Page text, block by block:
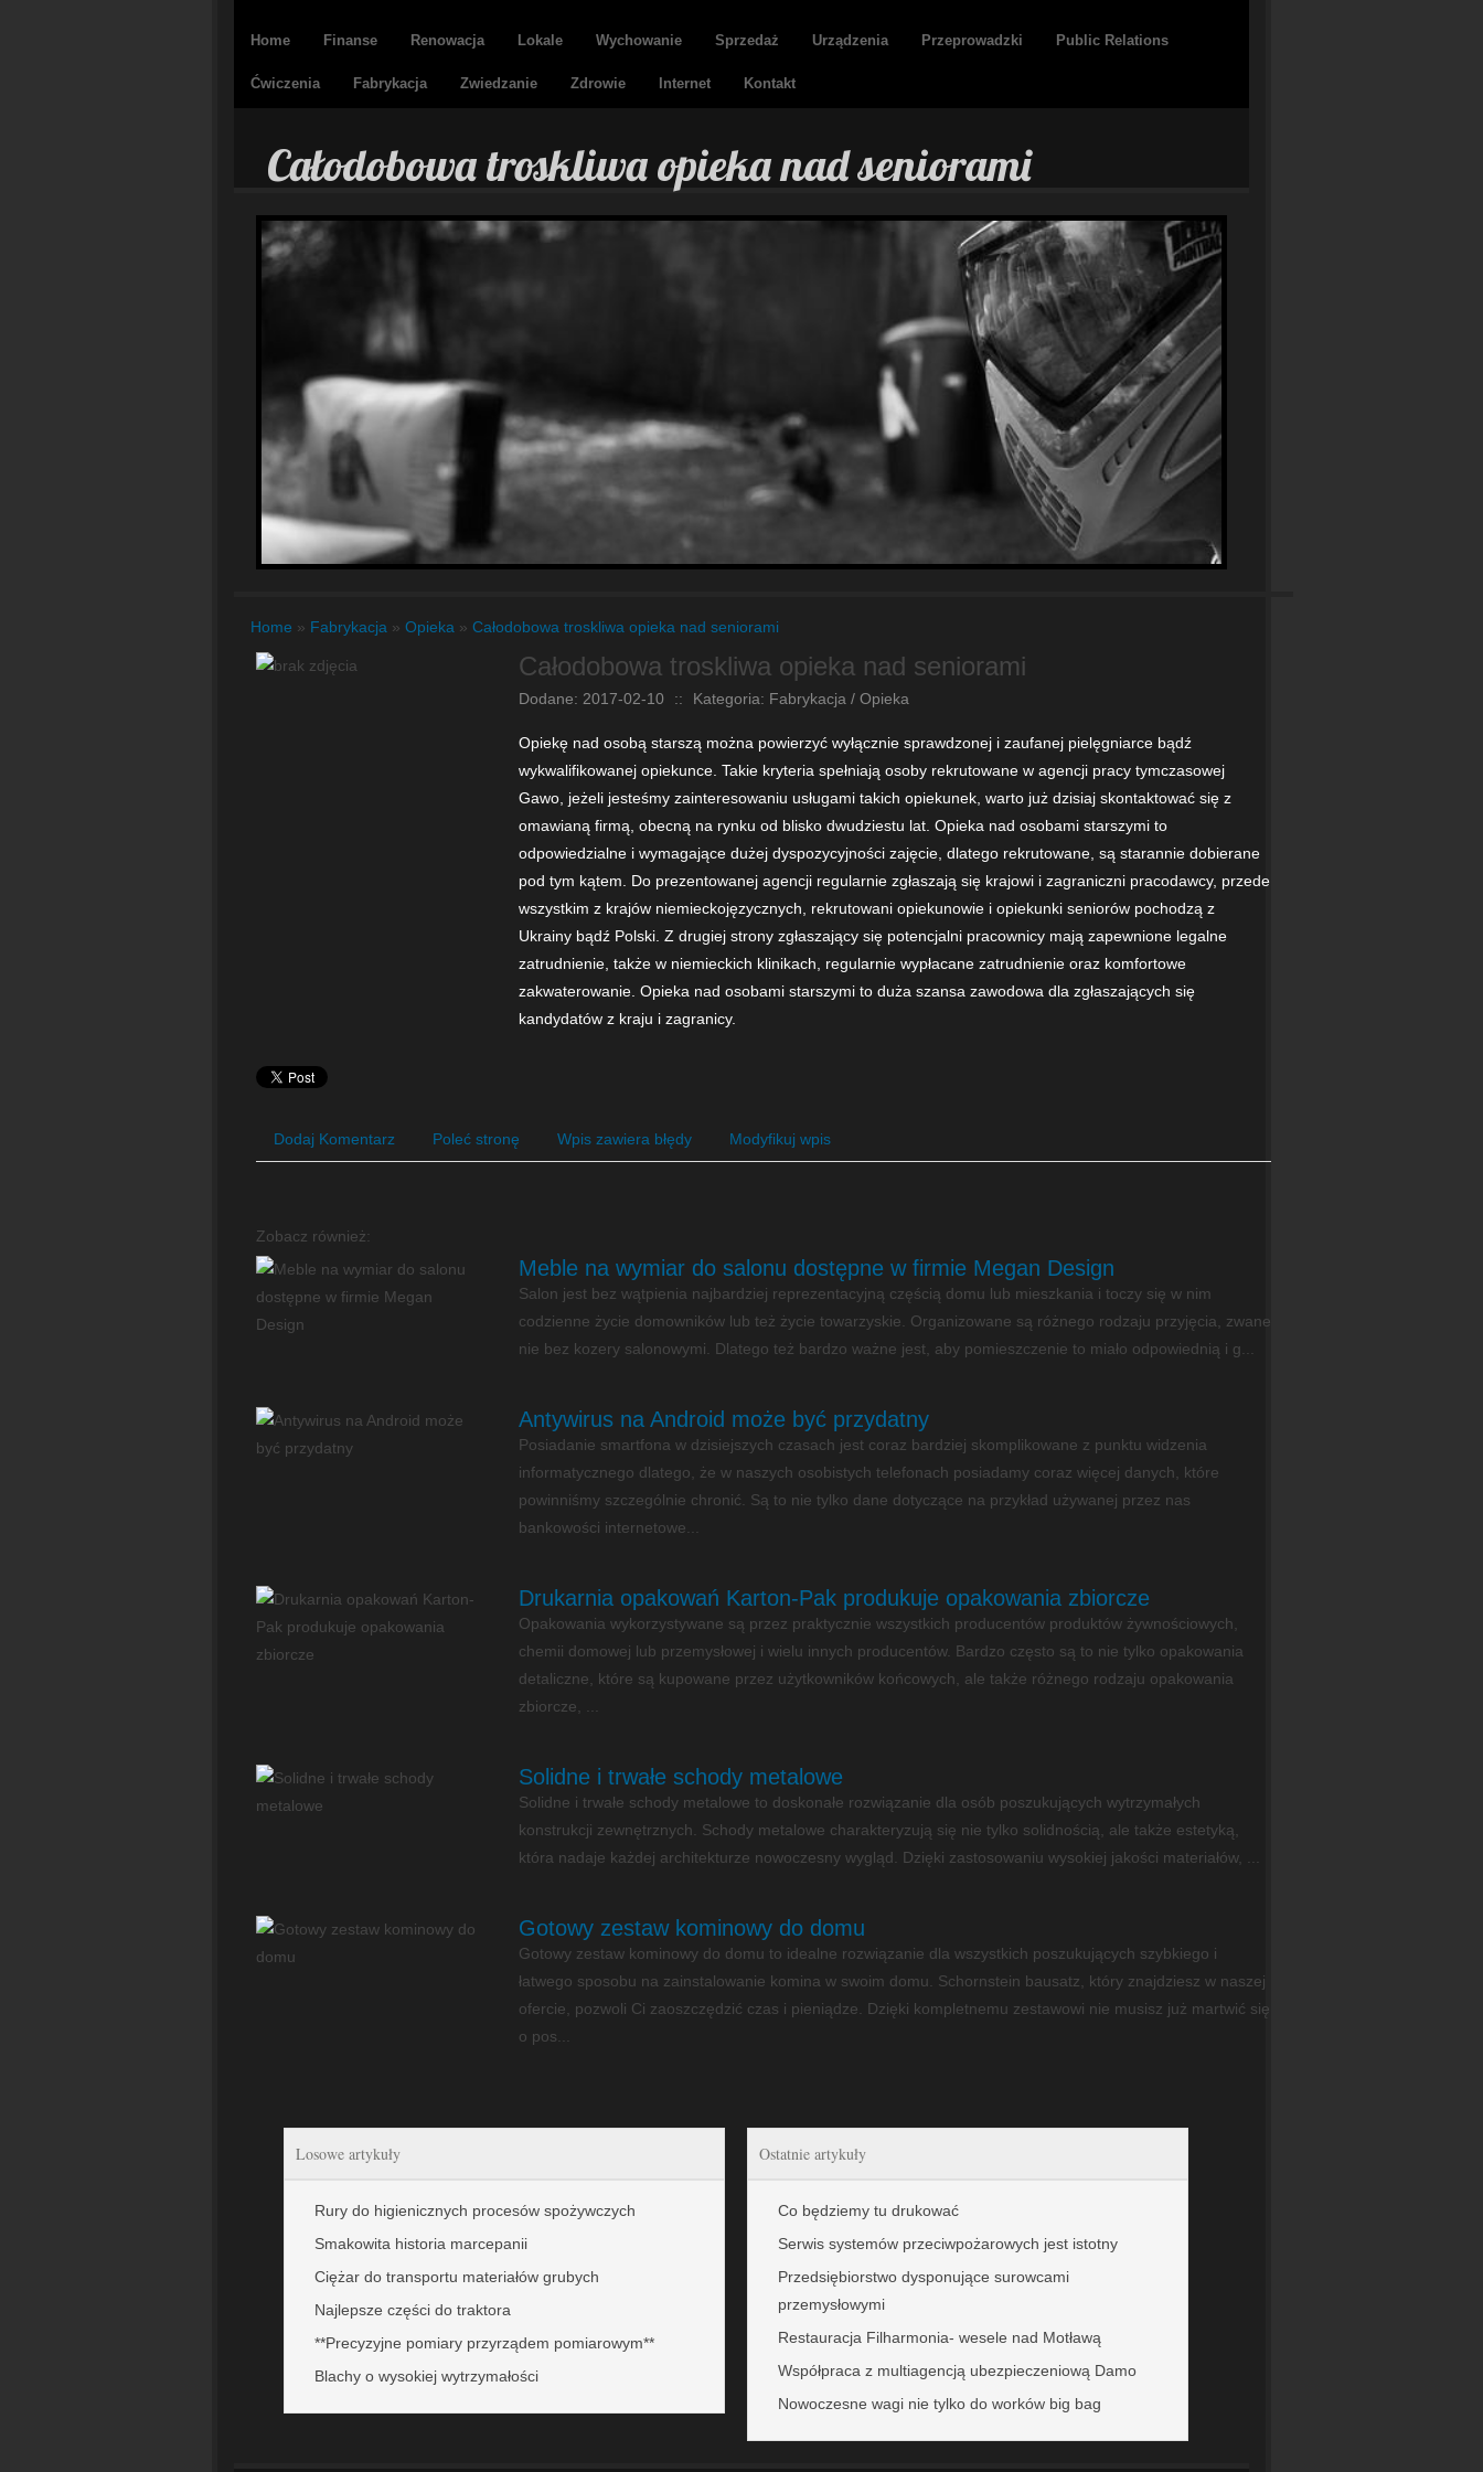
Home Finanse Renowacja Lokale Wychowanie Sprzedaż Urządzenia Przeprowadzki Public Relations
Ćwiczenia Fabrykacja Zwiedzanie Zdrowie Internet Kontakt
Całodobowa troskliwa opieka nad seniorami
Home » Fabrykacja » Opieka » Całodobowa troskliwa opieka nad seniorami
Całodobowa troskliwa opieka nad seniorami
Dodane: 2017-02-10 :: Kategoria: Fabrykacja / Opieka
Opiekę nad osobą starszą można powierzyć wyłącznie sprawdzonej i zaufanej pielęgniarce bądź
wykwalifikowanej opiekunce. Takie kryteria spełniają osoby rekrutowane w agencji pracy tymczasowej
Gawo, jeżeli jesteśmy zainteresowaniu usługami takich opiekunek, warto już dzisiaj skontaktować się z
omawianą firmą, obecną na rynku od blisko dwudziestu lat. Opieka nad osobami starszymi to
odpowiedzialne i wymagające dużej dyspozycyjności zajęcie, dlatego rekrutowane, są starannie dobierane
pod tym kątem. Do prezentowanej agencji regularnie zgłaszają się krajowi i zagraniczni pracodawcy, przede
wszystkim z krajów niemieckojęzycznych, rekrutowani opiekunowie i opiekunki seniorów pochodzą z
Ukrainy bądź Polski. Z drugiej strony zgłaszający się potencjalni pracownicy mają zapewnione legalne
zatrudnienie, także w niemieckich klinikach, regularnie wypłacane zatrudnienie oraz komfortowe
zakwaterowanie. Opieka nad osobami starszymi to duża szansa zawodowa dla zgłaszających się
kandydatów z kraju i zagranicy.
Dodaj Komentarz Poleć stronę Wpis zawiera błędy Modyfikuj wpis
Zobacz również:
Meble na wymiar do salonu dostępne w firmie Megan Design
Salon jest bez wątpienia najbardziej reprezentacyjną częścią domu lub mieszkania i toczy się w nim
codzienne życie domowników lub też życie towarzyskie. Organizowane są różnego rodzaju przyjęcia, zwane
nie bez kozery salonowymi. Dlatego też bardzo ważne jest, aby pomieszczenie to miało odpowiednią i g...
Antywirus na Android może być przydatny
Posiadanie smartfona w dzisiejszych czasach jest coraz bardziej skomplikowane z punktu widzenia
informatycznego dlatego, że w naszych osobistych telefonach posiadamy coraz więcej danych, które
powinniśmy szczególnie chronić. Są to nie tylko dane dotyczące na przykład używanej przez nas
bankowości internetowe...
Drukarnia opakowań Karton-Pak produkuje opakowania zbiorcze
Opakowania wykorzystywane są przez praktycznie wszystkich producentów produktów żywnościowych,
chemii domowej lub przemysłowej i wielu innych producentów. Bardzo często są to nie tylko opakowania
detaliczne, które są kupowane przez użytkowników końcowych, ale także różnego rodzaju opakowania
zbiorcze, ...
Solidne i trwałe schody metalowe
Solidne i trwałe schody metalowe to doskonałe rozwiązanie dla osób poszukujących wytrzymałych
konstrukcji zewnętrznych. Schody metalowe charakteryzują się nie tylko solidnością, ale także estetyką,
która nadaje każdej architekturze nowoczesny wygląd. Dzięki zastosowaniu wysokiej jakości materiałów, ...
Gotowy zestaw kominowy do domu
Gotowy zestaw kominowy do domu to idealne rozwiązanie dla wszystkich poszukujących szybkiego i
łatwego sposobu na zainstalowanie komina w swoim domu. Schornstein bausatz, który znajdziesz w naszej
ofercie, pozwoli Ci zaoszczędzić czas i pieniądze. Dzięki kompletnemu zestawowi nie musisz już martwić się
o pos...
Losowe artykuły
Rury do higienicznych procesów spożywczych
Smakowita historia marcepanii
Ciężar do transportu materiałów grubych
Najlepsze części do traktora
**Precyzyjne pomiary przyrządem pomiarowym**
Blachy o wysokiej wytrzymałości
Ostatnie artykuły
Co będziemy tu drukować
Serwis systemów przeciwpożarowych jest istotny
Przedsiębiorstwo dysponujące surowcami
przemysłowymi
Restauracja Filharmonia- wesele nad Motławą
Współpraca z multiagencją ubezpieczeniową Damo
Nowoczesne wagi nie tylko do worków big bag